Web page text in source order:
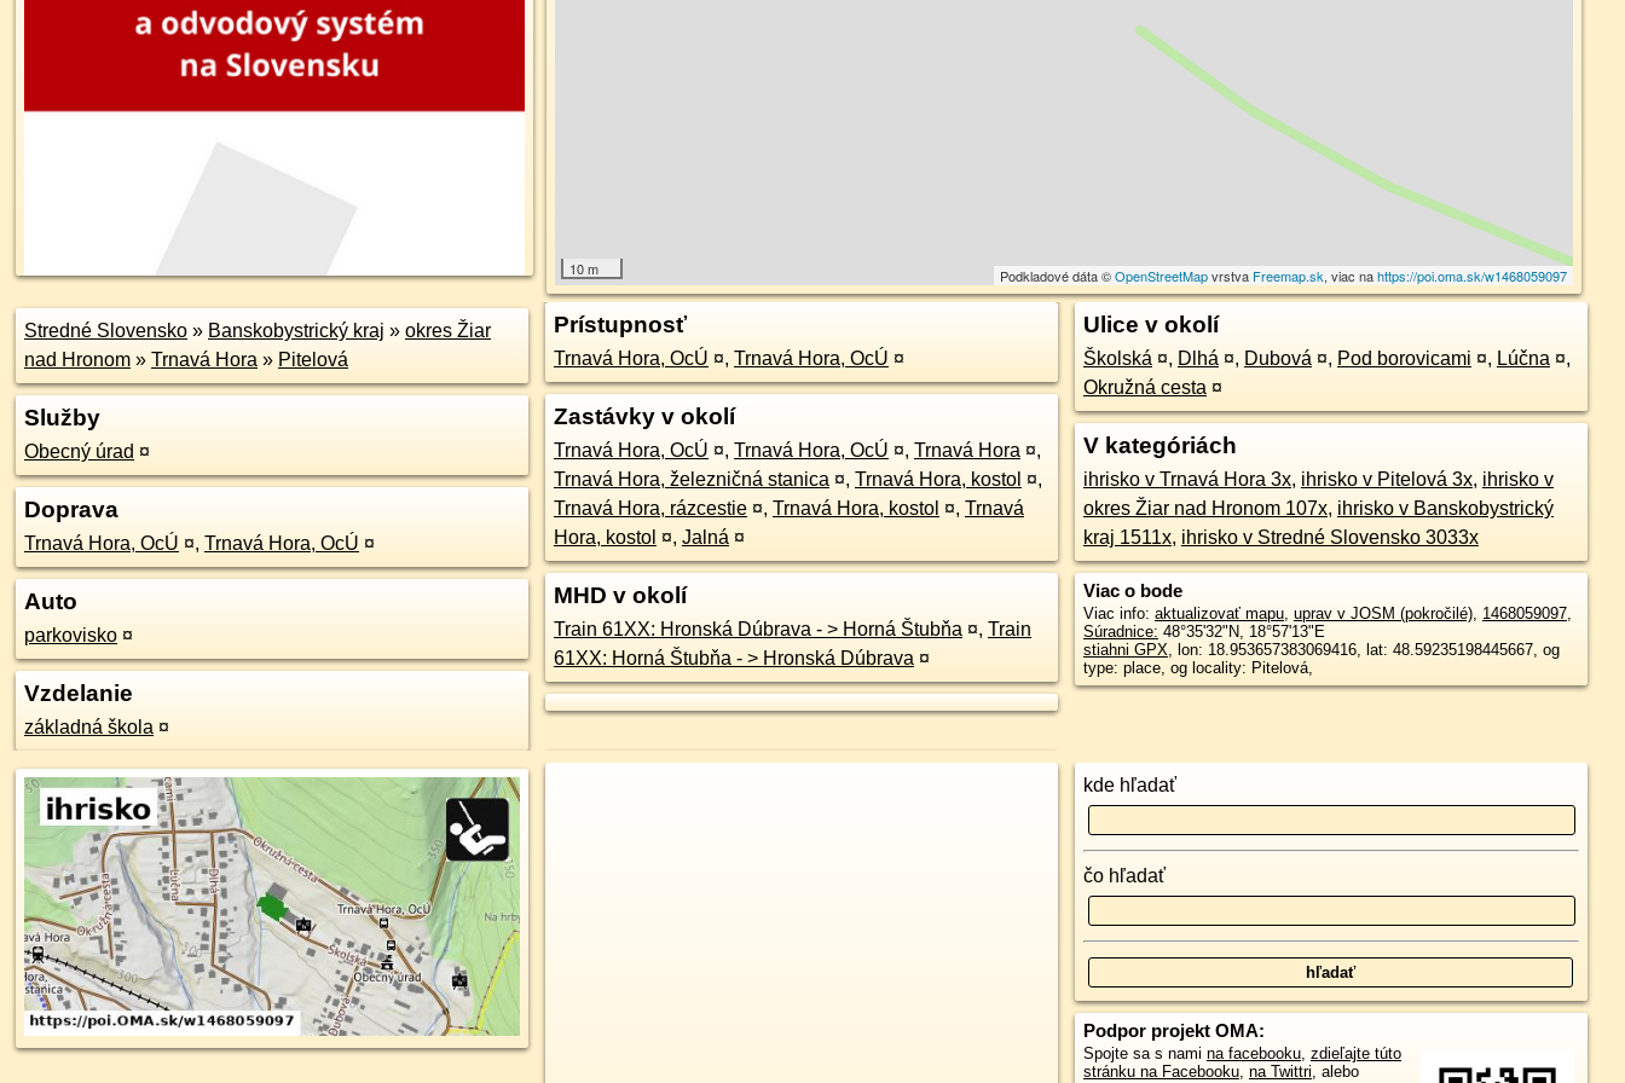
10 m Podkladové dáta ©OpenStreetMapvrstva Freemap.sk, viac nahttps://poi.oma.sk/w1468059097
Stredné Slovensko » Banskobystrický kraj » okres Žiar
nad Hronom » Trnavá Hora » Pitelová
Služby
Obecný úrad ¤
Doprava
Trnavá Hora, OcÚ ¤, Trnavá Hora, OcÚ ¤
Auto
parkovisko ¤
Vzdelanie
základná škola ¤
Prístupnosť
Trnavá Hora, OcÚ ¤, Trnavá Hora, OcÚ ¤
Zastávky v okolí
Trnavá Hora, OcÚ ¤, Trnavá Hora, OcÚ ¤, Trnavá Hora ¤,
Trnavá Hora, železničná stanica ¤, Trnavá Hora, kostol ¤,
Trnavá Hora, rázcestie ¤, Trnavá Hora, kostol ¤, Trnavá
Hora, kostol ¤, Jalná ¤
MHD v okolí
Train 61XX: Hronská Dúbrava - > Horná Štubňa ¤, Train
61XX: Horná Štubňa - > Hronská Dúbrava ¤
Ulice v okolí
Školská ¤, Dlhá ¤, Dubová ¤, Pod borovicami ¤, Lúčna ¤,
Okružná cesta ¤
V kategóriách
ihrisko v Trnavá Hora 3x, ihrisko v Pitelová 3x, ihrisko v
okres Žiar nad Hronom 107x, ihrisko v Banskobystrický
kraj 1511x, ihrisko v Stredné Slovensko 3033x
Viac o bode
Viac info: aktualizovať mapu, uprav v JOSM (pokročilé), 1468059097,
Súradnice: 48°35'32"N, 18°57'13"E
stiahni GPX, lon: 18.953657383069416, lat: 48.59235198445667, og
type: place, og locality: Pitelová,
kde hľadať
čo hľadať
Podpor projekt OMA:
Spojte sa s nami na facebooku, zdieľajte túto
stránku na Facebooku, na Twittri, alebo